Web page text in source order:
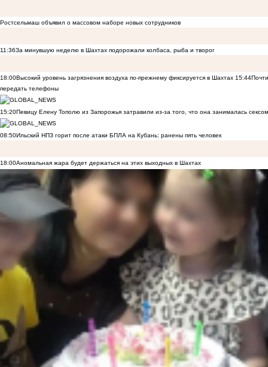
Ростсельмаш объявил о массовом наборе новых сотрудников
11:36За минувшую неделю в Шахтах подорожали колбаса, рыба и творог
18:00Высокий уровень загрязнения воздуха по-прежнему фиксируется в Шахтах 15:44
передать телефоны
15:20Певицу Елену Тополю из Запорожья затравили из-за того, что она занималась
08:50Ильский НПЗ горит после атаки БПЛА на Кубань: ранены пять человек
18:00Аномальная жара будет держаться на этих выходных в Шахтах